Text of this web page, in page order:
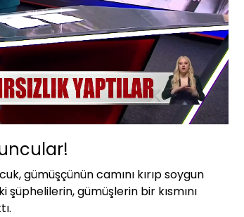
Oynatma
gümüşçünün camını kırıp soygun
şüphelilerin, gümüşlerin bir kısmını